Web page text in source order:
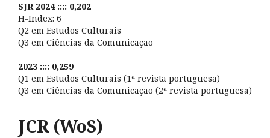
SJR 2024 :::: 0,202
H-Index: 6
Q2 em Estudos Culturais
Q3 em Ciências da Comunicação
2023 :::: 0,259
Q1 em Estudos Culturais (1ª revista portuguesa)
Q3 em Ciências da Comunicação (2ª revista portuguesa)
JCR (WoS)